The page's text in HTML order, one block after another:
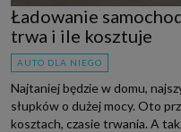
Ładowanie
trwa i ile kosztuje
AUTO DLA NIEGO
Najtaniej będzie w domu,
słupków o dużej mocy. Oto
kosztach, czasie trwania. A